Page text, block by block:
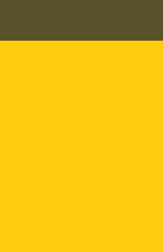
Besuchen Sie uns auf: